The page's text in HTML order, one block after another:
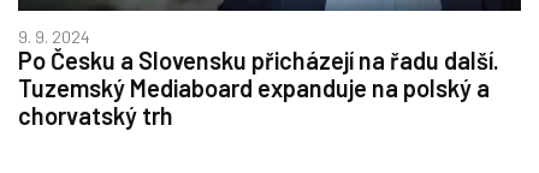
9. 9. 2024
Po Česku a Slovensku přicházejí na řadu další.
Tuzemský Mediaboard expanduje na polský a
chorvatský trh